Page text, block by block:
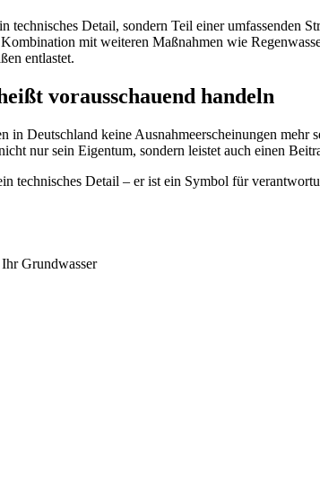
technisches Detail, sondern Teil einer umfassenden
mit weiteren Maßnahmen wie
entlastet.
vorausschauend handeln
in Deutschland keine Ausnahmeerscheinungen
nur sein Eigentum, sondern leistet auch einen
technisches Detail – er ist ein Symbol für
Grundwasser